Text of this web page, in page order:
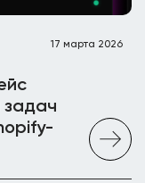
17 марта 2026
задач